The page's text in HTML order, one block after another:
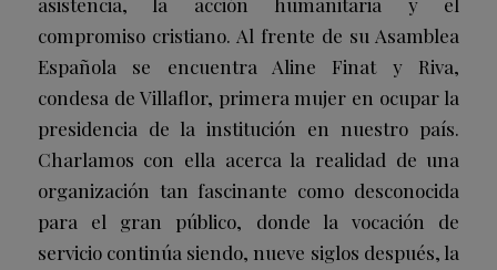
asistencia, la acción humanitaria y el
compromiso cristiano. Al frente de su Asamblea
Española se encuentra Aline Finat y Riva,
condesa de Villaflor, primera mujer en ocupar la
presidencia de la institución en nuestro país.
Charlamos con ella acerca la realidad de una
organización tan fascinante como desconocida
para el gran público, donde la vocación de
servicio continúa siendo, nueve siglos después, la